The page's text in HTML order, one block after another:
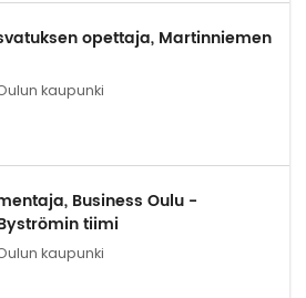
opettaja, Martinniemen
kaupunki
Business Oulu -
tiimi
kaupunki